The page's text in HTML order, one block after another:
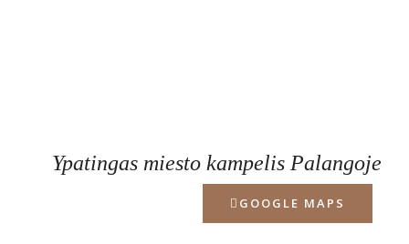
Ypatingas miesto kampelis Palangoje
GOOGLE MAPS